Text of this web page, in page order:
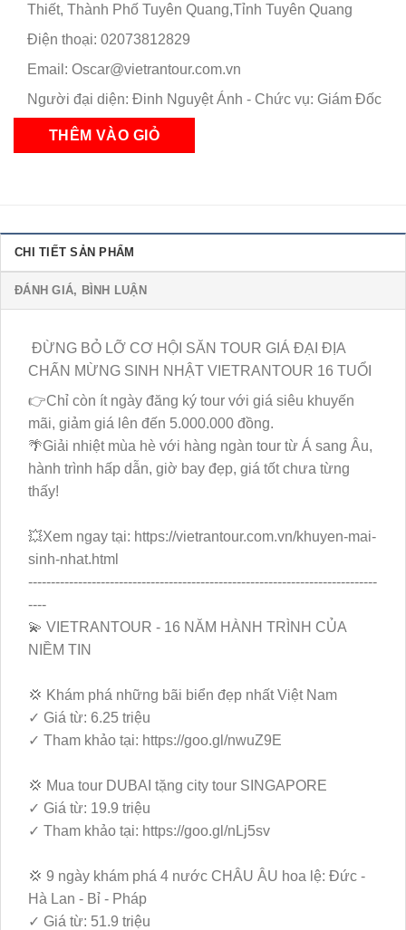
Thiết, Thành Phố Tuyên Quang,Tỉnh Tuyên Quang
Điện thoại: 02073812829
Email: Oscar@vietrantour.com.vn
Người đại diện: Đinh Nguyệt Ánh - Chức vụ: Giám Đốc
CHI TIẾT SẢN PHẨM
ĐÁNH GIÁ, BÌNH LUẬN
ĐỪNG BỎ LỠ CƠ HỘI SĂN TOUR GIÁ ĐẠI ĐỊA
CHẤN MỪNG SINH NHẬT VIETRANTOUR 16 TUỔI
👉Chỉ còn ít ngày đăng ký tour với giá siêu khuyến
mãi, giảm giá lên đến 5.000.000 đồng.
🌴Giải nhiệt mùa hè với hàng ngàn tour từ Á sang Âu,
hành trình hấp dẫn, giờ bay đẹp, giá tốt chưa từng
thấy!
💥Xem ngay tại: https://vietrantour.com.vn/khuyen-mai-
sinh-nhat.html
-----------------------------------------------------------------------------
----
💫 VIETRANTOUR - 16 NĂM HÀNH TRÌNH CỦA
NIỀM TIN
💢 Khám phá những bãi biển đẹp nhất Việt Nam
✓ Giá từ: 6.25 triệu
✓ Tham khảo tại: https://goo.gl/nwuZ9E
💢 Mua tour DUBAI tặng city tour SINGAPORE
✓ Giá từ: 19.9 triệu
✓ Tham khảo tại: https://goo.gl/nLj5sv
💢 9 ngày khám phá 4 nước CHÂU ÂU hoa lệ: Đức -
Hà Lan - Bỉ - Pháp
✓ Giá từ: 51.9 triệu